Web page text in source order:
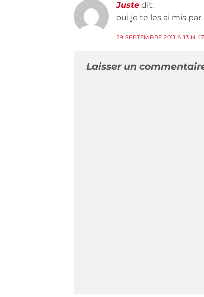
Juste dit:
oui je te les ai mis
29 SEPTEMBRE 2011 À 13 H
Laisser un